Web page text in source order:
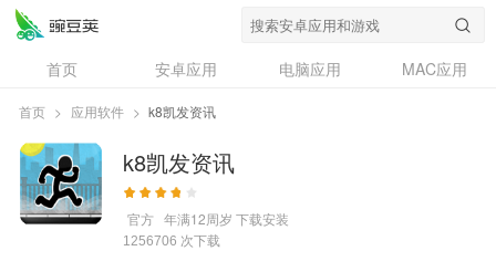
首页 安卓应用 电脑应用
MAC应用
资讯
专题
问答
首页 > 应用软件 > k8凯发资讯
k8凯发资讯
官方 年满12周岁 下载安装
1256706 次下载